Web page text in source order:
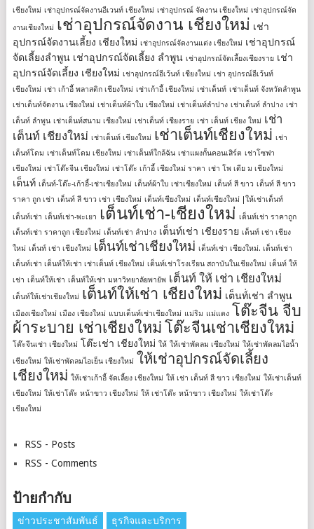
เชียงใหม่ เช่าอุปกรณ์จัดงานอีเวนท์ เชียงใหม่ เช่าอุปกรณ์ จัดงาน เชียงใหม่ เช่าอุปกรณ์จัด
งานเชียงใหม่ เช่าอุปกรณ์จัดงาน เชียงใหม่ เช่า
อุปกรณ์จัดงานเลี้ยง เชียงใหม่ เช่าอุปกรณ์จัดงานแต่ง เชียงใหม่ เช่าอุปกรณ์
จัดเลี้ยงลําพูน เช่าอุปกรณ์จัดเลี้ยง ลําพูน เช่าอุปกรณ์จัดเลี้ยงเชียงราย เช่า
อุปกรณ์จัดเลี้ยง เชียงใหม่ เช่าอุปกรณ์อีเว้นท์ เชียงใหม่ เช่า อุปกรณ์อีเว้นท์
เชียงใหม่ เช่า เก้าอี้ พลาสติก เชียงใหม่ เช่าเก้าอี้ เชียงใหม่ เช่าเต็นท์ เช่าเต็นท์ จังหวัดลำพูน
เช่าเต็นท์จัดงาน เชียงใหม่ เช่าเต็นท์ผ้าใบ เชียงใหม่ เช่าเต็นท์ลำปาง เช่าเต็นท์ ลําปาง เช่า
เต็นท์ ลําพูน เช่าเต็นท์สนาม เชียงใหม่ เช่าเต็นท์ เชียงราย เช่า เต็นท์ เชียง ใหม่ เช่า
เต็นท์ เชียงใหม่ เช่าเต็นท์ เชียงใหม่ เช่าเต็นท์เชียงใหม่ เช่า
เต็นท์โดม เช่าเต็นท์โดม เชียงใหม่ เช่าเต็นท์ใกล้ฉัน เช่าแผงกั้นคอนเสิร์ต เช่าโซฟา
เชียงใหม่ เช่าโต๊ะจีน เชียงใหม่ เช่าโต๊ะ เก้าอี้ เชียงใหม่ ราคา เช่า โพ เดีย ม เชียงใหม่
เต็นท์ เต็นท์-โต๊ะ-เก้าอี้-เช่าเชียงใหม่ เต็นท์ผ้าใบ เช่าเชียงใหม่ เต็นท์ สี ขาว เต็นท์ สี ขาว
ราคา ถูก เช่า เต็นท์ สี ขาว เช่า เชียงใหม่ เต็นท์เชียงใหม่ เต็นท์เชียงใหม่ |ให้เช่าเต็นท์
เต็นท์เช่า เต็นท์เช่า-พะเยา เต็นท์เช่า-เชียงใหม่ เต็นท์เช่า ราคาถูก
เต็นท์เช่า ราคาถูก เชียงใหม่ เต็นท์เช่า ลำปาง เต็นท์เช่า เชียงราย เต็นท์ เช่า เชียง
ใหม่ เต็นท์ เช่า เชียงใหม่ เต็นท์เช่าเชียงใหม่ เต็นท์เช่า เชียงใหม่. เต็นท์เช่า
เต็นท์เช่า เต็นท์ให้เช่า เช่าเต็นท์ เชียงใหม่ เต็นท์เช่าโรงเรียน สถาบันในเชียงใหม่ เต็นท์ ให้
เช่า เต็นท์ให้เช่า เต็นท์ให้เช่า มหาวิทยาลัยพายัพ เต็นท์ ให้ เช่า เชียงใหม่
เต็นท์ให้เช่าเชียงใหม่ เต็นท์ให้เช่า เชียงใหม่ เต็นท์่เช่า ลำพูน
เมืองเชียงใหม่ เมือง เชียงใหม่ แบบเต็นท์เช่าเชียงใหม่ แม่ริม แม่แตง โต๊ะจีน จีบ
ผ้าระบาย เช่าเชียงใหม่ โต๊ะจีนเช่าเชียงใหม่
โต๊ะจีนเช่า เชียงใหม่ โต๊ะเช่า เชียงใหม่ ให้ ให้เช่าพัดลม เชียงใหม่ ให้เช่าพัดลมไอน้ำ
เชียงใหม่ ให้เช่าพัดลมไอเย็น เชียงใหม่ ให้เช่าอุปกรณ์จัดเลี้ยง
เชียงใหม่ ให้เช่าเก้าอี้ จัดเลี้ยง เชียงใหม่ ให้ เช่า เต็นท์ สี ขาว เชียงใหม่ ให้เช่าเต็นท์
เชียงใหม่ ให้เช่าโต๊ะ หน้าขาว เชียงใหม่ ให้ เช่าโต๊ะ หน้าขาว เชียงใหม่ ให้เช่าโต๊ะ
เชียงใหม่
RSS - Posts
RSS - Comments
ป้ายกำกับ
ข่าวประชาสัมพันธ์
ธุรกิจและบริการ